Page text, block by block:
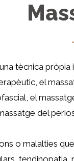
tècnica
el
el
del
o malalties